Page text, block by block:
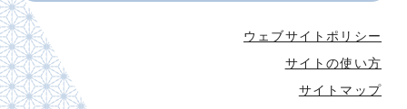
ウェブサイトポリシー
サイトの使い方
サイトマップ